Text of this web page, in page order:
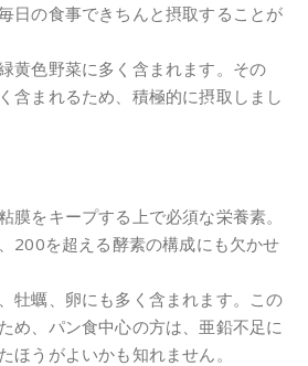
日の食事できちんと摂取することが
黄色野菜に多く含まれます。その
含まれるため、積極的に摂取しまし
膜をキープする上で必須な栄養素。
200を超える酵素の構成にも欠かせ
牡蠣、卵にも多く含まれます。この
め、パン食中心の方は、亜鉛不足に
ほうがよいかも知れません。